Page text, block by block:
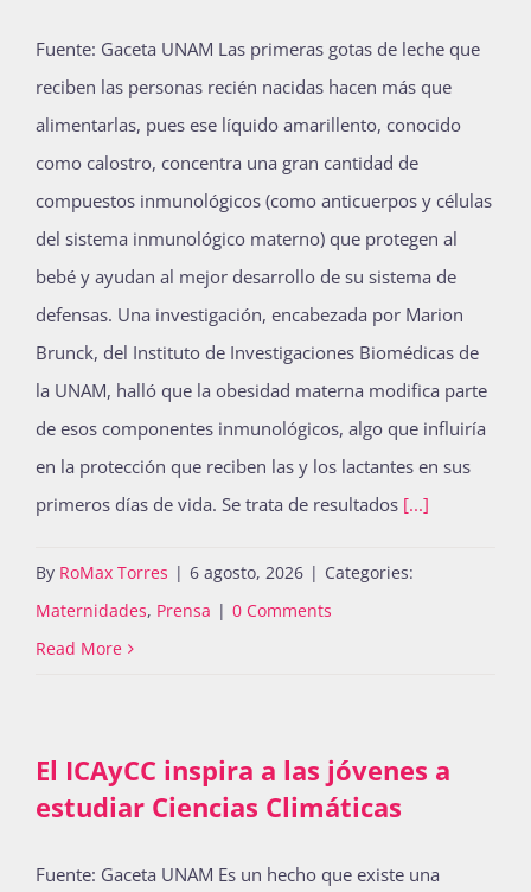
Fuente: Gaceta UNAM Las primeras gotas de leche que
reciben las personas recién nacidas hacen más que
alimentarlas, pues ese líquido amarillento, conocido
como calostro, concentra una gran cantidad de
compuestos inmunológicos (como anticuerpos y células
del sistema inmunológico materno) que protegen al
bebé y ayudan al mejor desarrollo de su sistema de
defensas. Una investigación, encabezada por Marion
Brunck, del Instituto de Investigaciones Biomédicas de
la UNAM, halló que la obesidad materna modifica parte
de esos componentes inmunológicos, algo que influiría
en la protección que reciben las y los lactantes en sus
primeros días de vida. Se trata de resultados [...]
By RoMax Torres | 6 agosto, 2026 | Categories:
Maternidades, Prensa | 0 Comments
Read More
El ICAyCC inspira a las jóvenes a
estudiar Ciencias Climáticas
Fuente: Gaceta UNAM Es un hecho que existe una